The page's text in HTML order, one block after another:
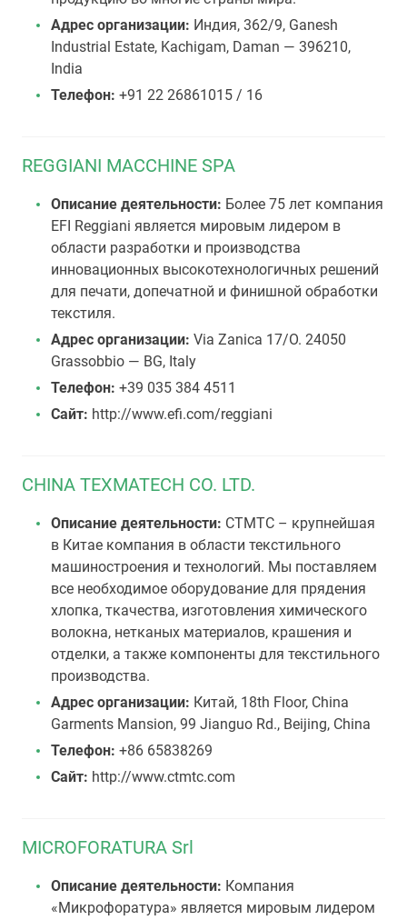
Адрес организации: Индия, 362/9, Ganesh
Industrial Estate, Kachigam, Daman — 396210,
India
Телефон: +91 22 26861015 / 16
REGGIANI MACCHINE SPA
Описание деятельности: Более 75 лет компания
EFI Reggiani является мировым лидером в
области разработки и производства
инновационных высокотехнологичных решений
для печати, допечатной и финишной обработки
текстиля.
Адрес организации: Via Zanica 17/O. 24050
Grassobbio — BG, Italy
Телефон: +39 035 384 4511
Сайт: http://www.efi.com/reggiani
CHINA TEXMATECH CO. LTD.
Описание деятельности: CTMTC – крупнейшая
в Китае компания в области текстильного
машиностроения и технологий. Мы поставляем
все необходимое оборудование для прядения
хлопка, ткачества, изготовления химического
волокна, нетканых материалов, крашения и
отделки, а также компоненты для текстильного
производства.
Адрес организации: Китай, 18th Floor, China
Garments Mansion, 99 Jianguo Rd., Beijing, China
Телефон: +86 65838269
Сайт: http://www.ctmtc.com
MICROFORATURA Srl
Описание деятельности: Компания
«Микрофоратура» является мировым лидером